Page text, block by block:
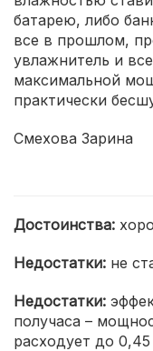
батарею, либо
все в прошлом,
увлажнитель и
максимальной
практически
Смехова Зарина
Достоинства:
Недостатки: не
Недостатки:
получаса –
расходует до